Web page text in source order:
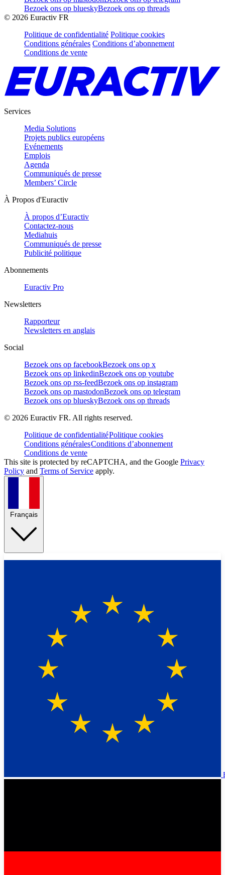
Bezoek ons op blueskyBezoek ons op threads
© 2026 Euractiv FR
Politique de confidentialité Politique cookies
Conditions générales Conditions d’abonnement
Conditions de vente
Services
Media Solutions
Projets publics européens
Evénements
Emplois
Agenda
Communiqués de presse
Members’ Circle
À Propos d'Euractiv
À propos d’Euractiv
Contactez-nous
Mediahuis
Communiqués de presse
Publicité politique
Abonnements
Euractiv Pro
Newsletters
Rapporteur
Newsletters en anglais
Social
Bezoek ons op facebookBezoek ons op x
Bezoek ons op linkedinBezoek ons op youtube
Bezoek ons op rss-feedBezoek ons op instagram
Bezoek ons op mastodonBezoek ons op telegram
Bezoek ons op blueskyBezoek ons op threads
© 2026 Euractiv FR. All rights reserved.
Politique de confidentialitéPolitique cookies
Conditions généralesConditions d’abonnement
Conditions de vente
This site is protected by reCAPTCHA, and the Google Privacy
Policy and Terms of Service apply.
Français